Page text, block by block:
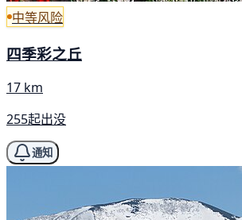
中等风险
四季彩之丘
17 km
255起出没
通知